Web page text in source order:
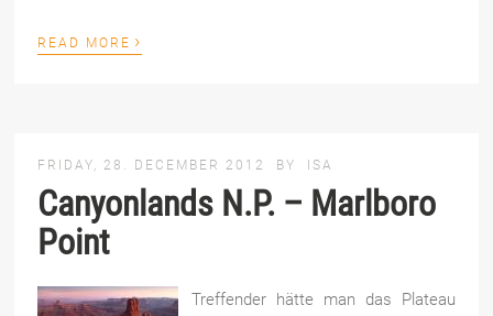
READ MORE ›
FRIDAY, 28. DECEMBER 2012 BY ISA
Canyonlands N.P. – Marlboro
Point
Treffender hätte man das Plateau